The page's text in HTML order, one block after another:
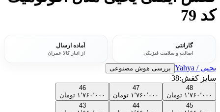
کد 79
گارانتی
اصالت و سلامت فیزیکی
آماده ارسال
از انبار کالا عمران
یحیی / Yahya بررسی هوش مصنوعی
سایز کفش:38
48
۱٬۷۶۰٬۰۰۰
تومان
47
۱٬۷۶۰٬۰۰۰
تومان
46
۱٬۷۶۰٬۰۰۰
تومان
45
44
43